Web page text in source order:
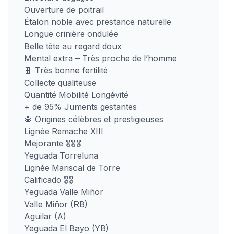
Ouverture de poitrail
Étalon noble avec prestance naturelle
Longue crinière ondulée
Belle tête au regard doux
Mental extra – Très proche de l’homme
🧬 Très bonne fertilité
Collecte qualiteuse
Quantité Mobilité Longévité
+ de 95% Juments gestantes
🔱 Origines célèbres et prestigieuses
Lignée Remache XIII
Mejorante 🎖🎖🎖
Yeguada Torreluna
Lignée Mariscal de Torre
Calificado 🎖🎖
Yeguada Valle Miñor
Valle Miñor (RB)
Aguilar (A)
Yeguada El Bayo (YB)